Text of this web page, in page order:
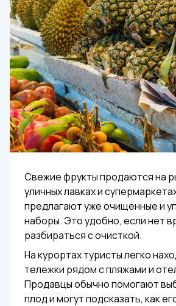
Свежие фрукты продаются на
уличных лавках и
предлагают уже очищенные и
наборы. Это удобно, если нет
разбираться с очисткой.
На курортах туристы легко
тележки рядом с пляжами и
Продавцы обычно помогают
плод и могут подсказать, как